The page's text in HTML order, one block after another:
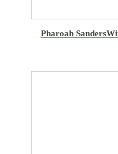
Pharoah Sanders